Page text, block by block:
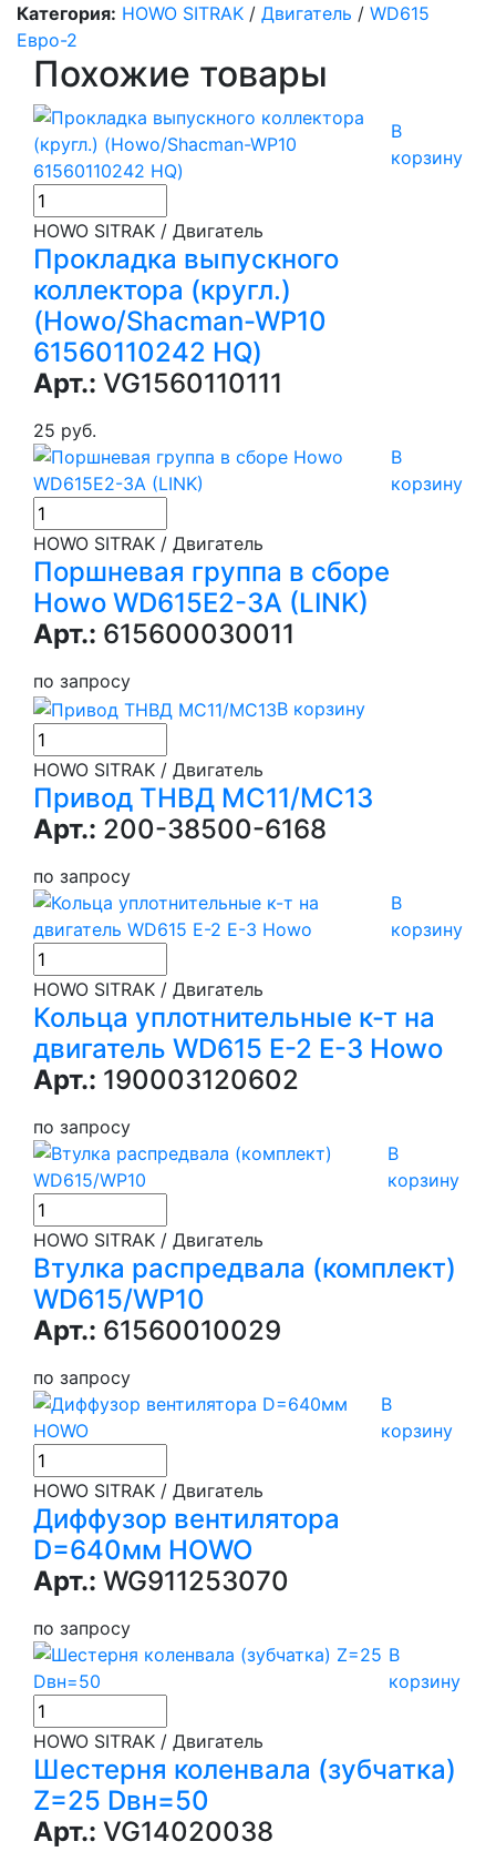
Категория: HOWO SITRAK / Двигатель / WD615
Евро-2
Похожие товары
В
корзину
HOWO SITRAK / Двигатель
Прокладка выпускного
коллектора (кругл.)
(Howo/Shacman-WP10
61560110242 HQ)
Арт.: VG1560110111
25 руб.
В
корзину
HOWO SITRAK / Двигатель
Поршневая группа в сборе
Howo WD615E2-3A (LINK)
Арт.: 615600030011
по запросу
В корзину
HOWO SITRAK / Двигатель
Привод ТНВД MC11/MC13
Арт.: 200-38500-6168
по запросу
В
корзину
HOWO SITRAK / Двигатель
Кольца уплотнительные к-т на
двигатель WD615 Е-2 Е-3 Howo
Арт.: 190003120602
по запросу
В
корзину
HOWO SITRAK / Двигатель
Втулка распредвала (комплект)
WD615/WP10
Арт.: 61560010029
по запросу
В
корзину
HOWO SITRAK / Двигатель
Диффузор вентилятора
D=640мм HOWO
Арт.: WG911253070
по запросу
В
корзину
HOWO SITRAK / Двигатель
Шестерня коленвала (зубчатка)
Z=25 Dвн=50
Арт.: VG14020038